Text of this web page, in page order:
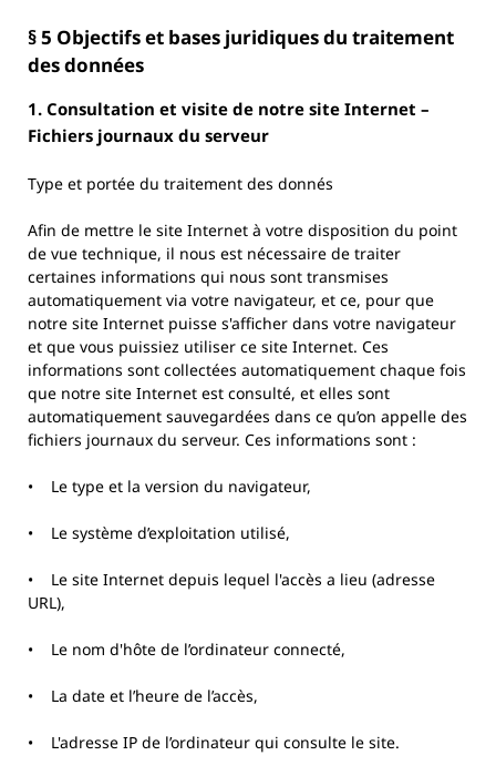
§ 5 Objectifs et bases juridiques du traitement
des données
1. Consultation et visite de notre site Internet –
Fichiers journaux du serveur
Type et portée du traitement des donnés
Afin de mettre le site Internet à votre disposition du point
de vue technique, il nous est nécessaire de traiter
certaines informations qui nous sont transmises
automatiquement via votre navigateur, et ce, pour que
notre site Internet puisse s'afficher dans votre navigateur
et que vous puissiez utiliser ce site Internet. Ces
informations sont collectées automatiquement chaque fois
que notre site Internet est consulté, et elles sont
automatiquement sauvegardées dans ce qu’on appelle des
fichiers journaux du serveur. Ces informations sont :
• Le type et la version du navigateur,
• Le système d’exploitation utilisé,
• Le site Internet depuis lequel l'accès a lieu (adresse
URL),
• Le nom d'hôte de l’ordinateur connecté,
• La date et l’heure de l’accès,
• L'adresse IP de l’ordinateur qui consulte le site.